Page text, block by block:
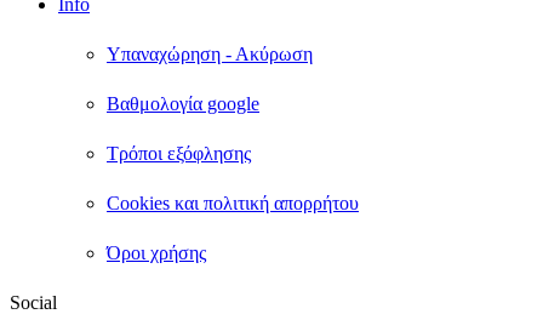
Info
Υπαναχώρηση - Ακύρωση
Βαθμολογία google
Τρόποι εξόφλησης
Cookies και πολιτική απορρήτου
Όροι χρήσης
Social